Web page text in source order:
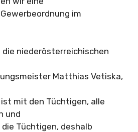
im
niederösterreichischen
Matthias Vetiska,
ist mit den Tüchtigen, alle
und
Tüchtigen, deshalb